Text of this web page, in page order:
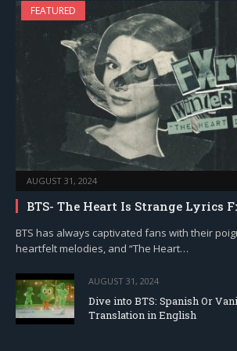
FEATURED
AUGUST 31, 2024
BTS- The Heart Is Strange Lyrics
BTS has always captivated fans with their
heartfelt melodies, and “The Heart…
AUGUST 31, 2024
Dive into BTS: Spanish Or
Translation in English